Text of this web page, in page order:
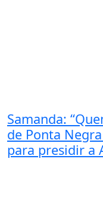
Samanda:
de Ponta
para presidir a